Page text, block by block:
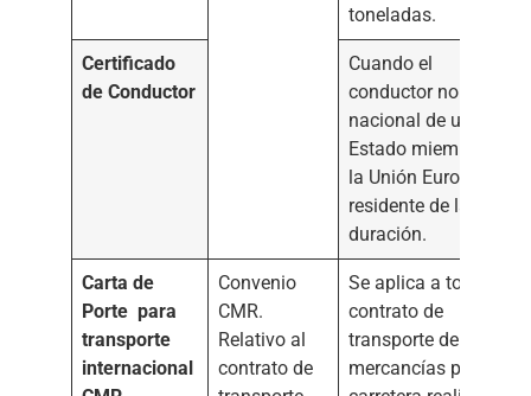
toneladas.
Certificado
de Conductor
Cuando el
conductor no sea
nacional de un
Estado miembro de
la Unión Europea ni
residente de larga
duración.
Carta de
Porte para
transporte
internacional
Convenio
CMR.
Relativo al
contrato de
Se aplica a todo
contrato de
transporte de
mercancías por